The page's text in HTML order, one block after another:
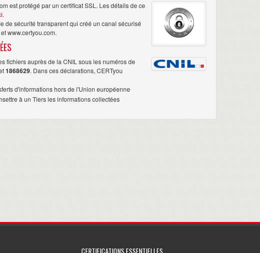
est protégé par un certificat SSL. Les détails de ce
.
de sécurité transparent qui créé un canal sécurisé
www.certyou.com.
fichiers auprès de la CNIL sous les numéros de
1868629. Dans ces déclarations, CERTyou
d'informations hors de l'Union européenne
à un Tiers les informations collectées
CERTIFICATIONS ESSENTIELLES